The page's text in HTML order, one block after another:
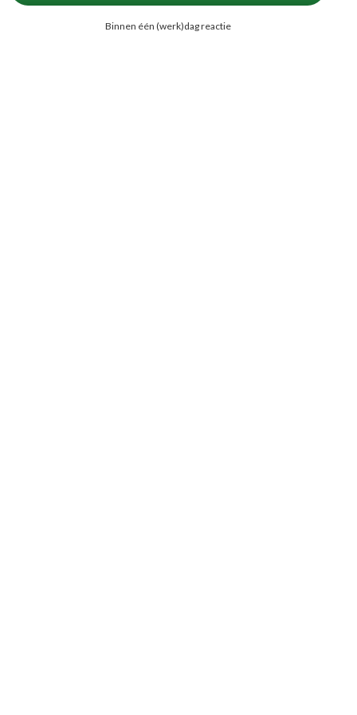
Binnen één (werk)dag reactie